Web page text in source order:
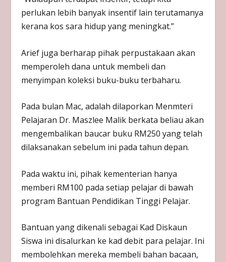
perlukan lebih banyak insentif lain terutamanya
kerana kos sara hidup yang meningkat.”
Arief juga berharap pihak perpustakaan akan
memperoleh dana untuk membeli dan
menyimpan koleksi buku-buku terbaharu.
Pada bulan Mac, adalah dilaporkan Menmteri
Pelajaran Dr. Maszlee Malik berkata beliau akan
mengembalikan baucar buku RM250 yang telah
dilaksanakan sebelum ini pada tahun depan.
Pada waktu ini, pihak kementerian hanya
memberi RM100 pada setiap pelajar di bawah
program Bantuan Pendidikan Tinggi Pelajar.
Bantuan yang dikenali sebagai Kad Diskaun
Siswa ini disalurkan ke kad debit para pelajar. Ini
membolehkan mereka membeli bahan bacaan,